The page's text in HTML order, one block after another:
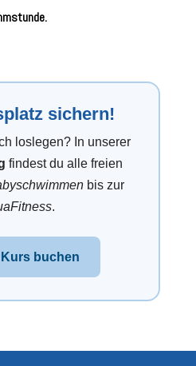
sichern!
loslegen? In unserer
findest du alle freien
bis zur
.
buchen